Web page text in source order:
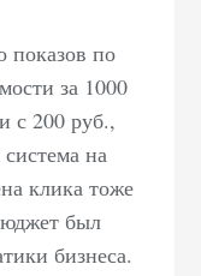
показов по
за 1000
с 200 руб.,
на
клика тоже
был
бизнеса.